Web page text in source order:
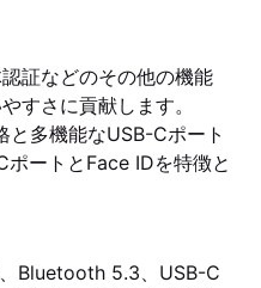
証などのその他の機能
すさに貢献します。
多機能なUSB-Cポート
ートとFace IDを特徴と
Bluetooth 5.3、USB-C